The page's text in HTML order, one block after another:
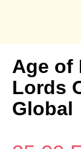
Age of
Lords
Global